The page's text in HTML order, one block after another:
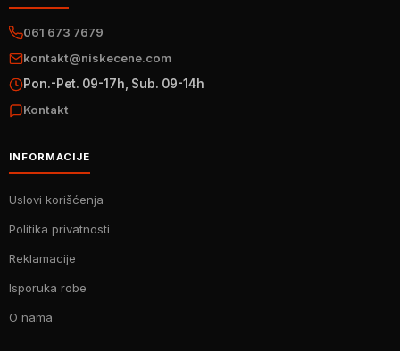
061 673 7679
kontakt@niskecene.com
Pon.-Pet. 09-17h, Sub. 09-14h
Kontakt
INFORMACIJE
Uslovi korišćenja
Politika privatnosti
Reklamacije
Isporuka robe
O nama